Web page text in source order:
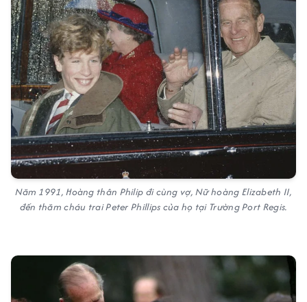
Năm 1991, Hoàng thân Philip đi cùng vợ, Nữ hoàng Elizabeth II,
đến thăm cháu trai Peter Phillips của họ tại Trường Port Regis.